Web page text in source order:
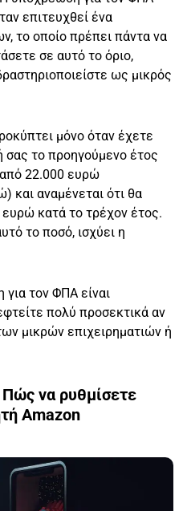
επιτευχθεί ένα
το οποίο πρέπει πάντα να
σε αυτό το όριο,
ως μικρός
μόνο όταν έχετε
σας το προηγούμενο έτος
22.000 ευρώ
και αναμένεται ότι θα
κατά το τρέχον έτος.
το ποσό, ισχύει η
τον ΦΠΑ είναι
πολύ προσεκτικά αν
μικρών επιχειρηματιών ή
να ρυθμίσετε
Amazon